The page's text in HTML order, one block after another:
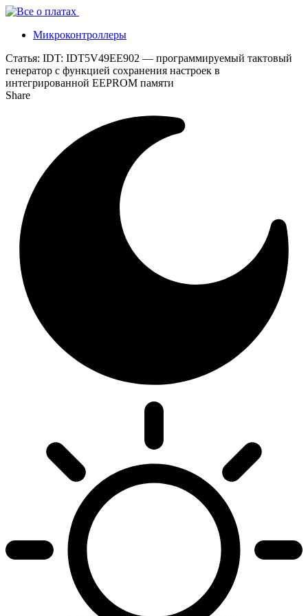
Микроконтроллеры
Статья: IDT: IDT5V49EE902 — программируемый тактовый
генератор с функцией сохранения настроек в
интегрированной EEPROM памяти
Share